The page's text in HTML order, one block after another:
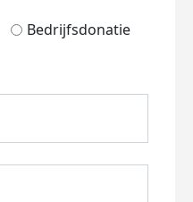
Bedrijfsdonatie